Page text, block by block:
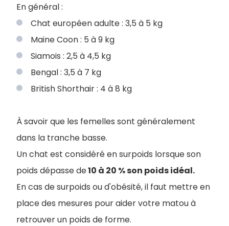
En général :
Chat européen adulte : 3,5 à 5 kg
Maine Coon : 5 à 9 kg
Siamois : 2,5 à 4,5 kg
Bengal : 3,5 à 7 kg
British Shorthair : 4 à 8 kg
À savoir que les femelles sont généralement
dans la tranche basse.
Un chat est considéré en surpoids lorsque son
poids dépasse de10 à 20 % son poids idéal.
En cas de surpoids ou d'obésité, il faut mettre en
place des mesures pour aider votre matou à
retrouver un poids de forme.